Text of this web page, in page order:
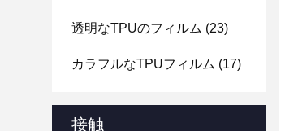
透明なTPUのフィルム (23)
カラフルなTPUフィルム (17)
接触